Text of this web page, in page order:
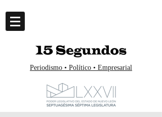
Periodismo • Político • Empresarial